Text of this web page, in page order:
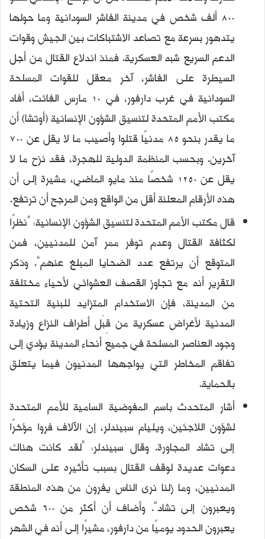
800 ألف شخص في مدينة الفاشر السودانية وما حولها
يتدهور بسرعة مع تصاعد الاشتباكات بين الجيش وقوات
الدعم السريع شبه العسكرية. فمنذ اندلاع القتال من أجل
السيطرة على الفاشر، آخر معقل للقوات المسلحة
السودانية في غرب دارفور، في 10 مارس الفائت، أفاد
مكتب الأمم المتحدة لتنسيق الشؤون الإنسانية (أوتشا) أن
ما يقدر بنحو 85 مدنيًا قتلوا وأصيب ما لا يقل عن 700
آخرين. وبحسب المنظمة الدولية للهجرة، فقد نزح ما لا
يقل عن 1250 شخصًا منذ مايو الماضي، مشيرة إلى أن
هذه الأرقام المعلنة أقل من الواقع ومن المرجح أن ترتفع.
قال مكتب الأمم المتحدة لتنسيق الشؤون الإنسانية: “نظرًا
لكثافة القتال وعدم توفر ممر آمن للمدنيين، فمن
المتوقع أن يرتفع عدد الضحايا المبلغ عنهم”. وذكر
التقرير أنه مع تجاوز القصف العشوائي لأحياء مختلفة
من المدينة، فإن الاستخدام المتزايد للبنية التحتية
المدنية لأغراض عسكرية من قِبَل أطراف النزاع وزيادة
وجود العناصر المسلحة في جميع أنحاء المدينة يؤدي إلى
تفاقم المخاطر التي يواجهها المدنيون فيما يتعلق
بالحماية.
أشار المتحدث باسم المفوضية السامية للأمم المتحدة
لشؤون اللاجئين، ويليام سبيندلر، إن الآلاف فروا مؤخرًا
إلى تشاد المجاورة. وقال سبيندلر: “لقد كانت هناك
دعوات عديدة لوقف القتال بسبب تأثيره على السكان
المدنيين، وما زلنا نرى الناس يفرون من هذه المنطقة
ويعبرون إلى تشاد”. وأضاف أن أكثر من 600 شخص
يعبرون الحدود يوميًا من دارفور، مشيرًا إلى أنه في الشهر